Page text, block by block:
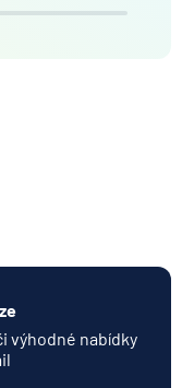
výhodné nabídky